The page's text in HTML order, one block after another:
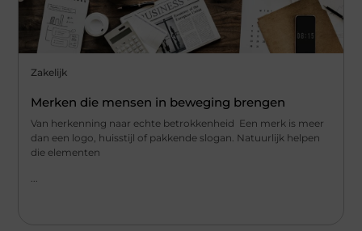
Zakelijk
Merken die mensen in beweging brengen
Van herkenning naar echte betrokkenheid Een merk is meer
dan een logo, huisstijl of pakkende slogan. Natuurlijk helpen
die elementen
...